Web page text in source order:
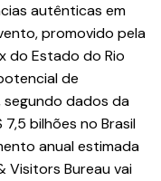
autênticas em
promovido pela
do Estado do Rio
de
segundo dados da
bilhões no Brasil
anual estimada
Visitors Bureau vai